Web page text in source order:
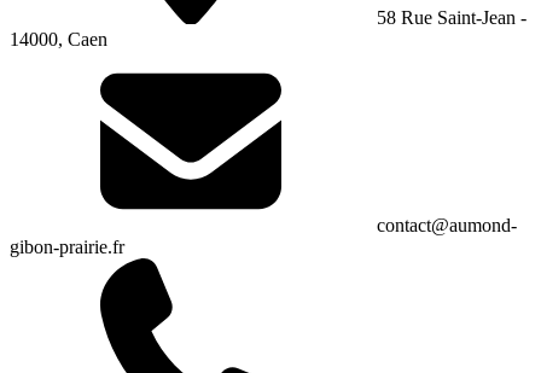
58 Rue Saint-Jean -
14000, Caen
contact@aumond-
gibon-prairie.fr